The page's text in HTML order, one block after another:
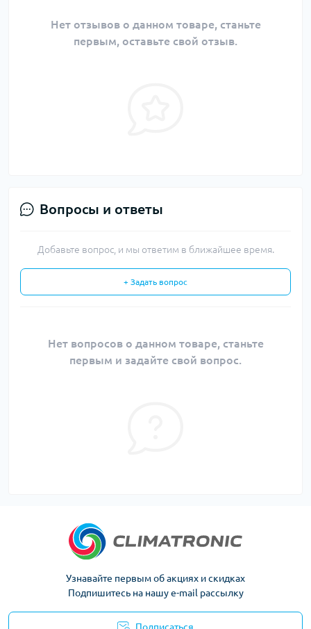
Нет отзывов о данном товаре, станьте
первым, оставьте свой отзыв.
Вопросы и ответы
Добавьте вопрос, и мы ответим в ближайшее время.
+ Задать вопрос
Нет вопросов о данном товаре, станьте
первым и задайте свой вопрос.
Узнавайте первым об акциях и скидках
Подпишитесь на нашу e-mail рассылку
Подписаться